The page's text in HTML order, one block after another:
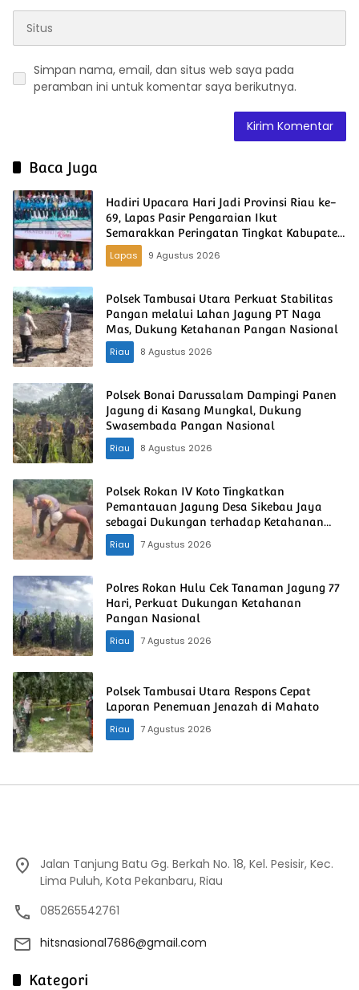
Simpan nama, email, dan situs web saya pada
peramban ini untuk komentar saya berikutnya.
Baca Juga
Hadiri Upacara Hari Jadi Provinsi Riau ke-
69, Lapas Pasir Pengaraian Ikut
Semarakkan Peringatan Tingkat Kabupaten
Rokan Hulu
Lapas 9 Agustus 2026
Polsek Tambusai Utara Perkuat Stabilitas
Pangan melalui Lahan Jagung PT Naga
Mas, Dukung Ketahanan Pangan Nasional
Riau
8 Agustus 2026
Polsek Bonai Darussalam Dampingi Panen
Jagung di Kasang Mungkal, Dukung
Swasembada Pangan Nasional
Riau
8 Agustus 2026
Polsek Rokan IV Koto Tingkatkan
Pemantauan Jagung Desa Sikebau Jaya
sebagai Dukungan terhadap Ketahanan
Pangan Nasional
Riau 7 Agustus 2026
Polres Rokan Hulu Cek Tanaman Jagung 77
Hari, Perkuat Dukungan Ketahanan
Pangan Nasional
Riau
7 Agustus 2026
Polsek Tambusai Utara Respons Cepat
Laporan Penemuan Jenazah di Mahato
Riau
7 Agustus 2026
Jalan Tanjung Batu Gg. Berkah No. 18, Kel. Pesisir, Kec.
Lima Puluh, Kota Pekanbaru, Riau
085265542761
hitsnasional7686@gmail.com
Kategori